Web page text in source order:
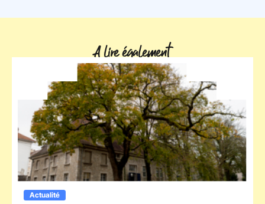
A lire également
Actualité